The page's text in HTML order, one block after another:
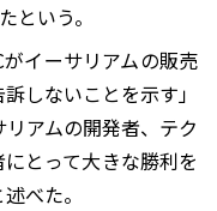
という。
イーサリアムの販売
しないことを示す」
アムの開発者、テク
とって大きな勝利を
べた。